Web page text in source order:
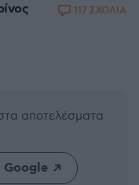
117 ΣΧΟΛΙΑ
αποτελέσματα